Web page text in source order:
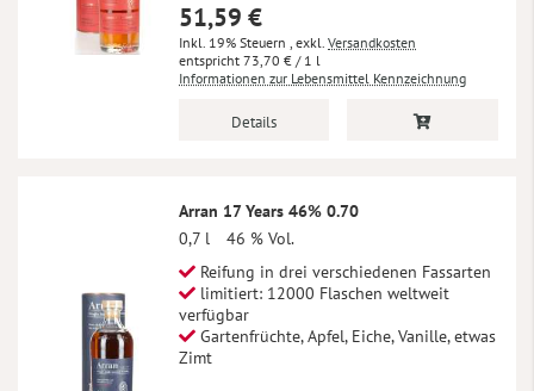
51,59 €
Inkl. 19% Steuern , exkl. Versandkosten
73,70 € / 1 l
Informationen zur Lebensmittel Kennzeichnung
Details
Arran 17 Years 46% 0.70
0,7 l
46 % Vol.
Reifung in drei verschiedenen Fassarten
limitiert: 12000 Flaschen weltweit
verfügbar
Gartenfrüchte, Apfel, Eiche, Vanille, etwas
Zimt